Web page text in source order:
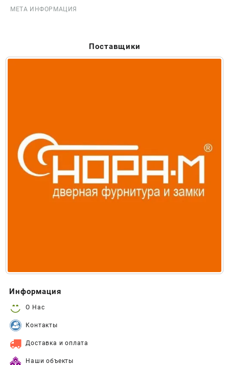
МЕТА ИНФОРМАЦИЯ
Поставщики
Информация
О Нас
Контакты
Доставка и оплата
Наши объекты